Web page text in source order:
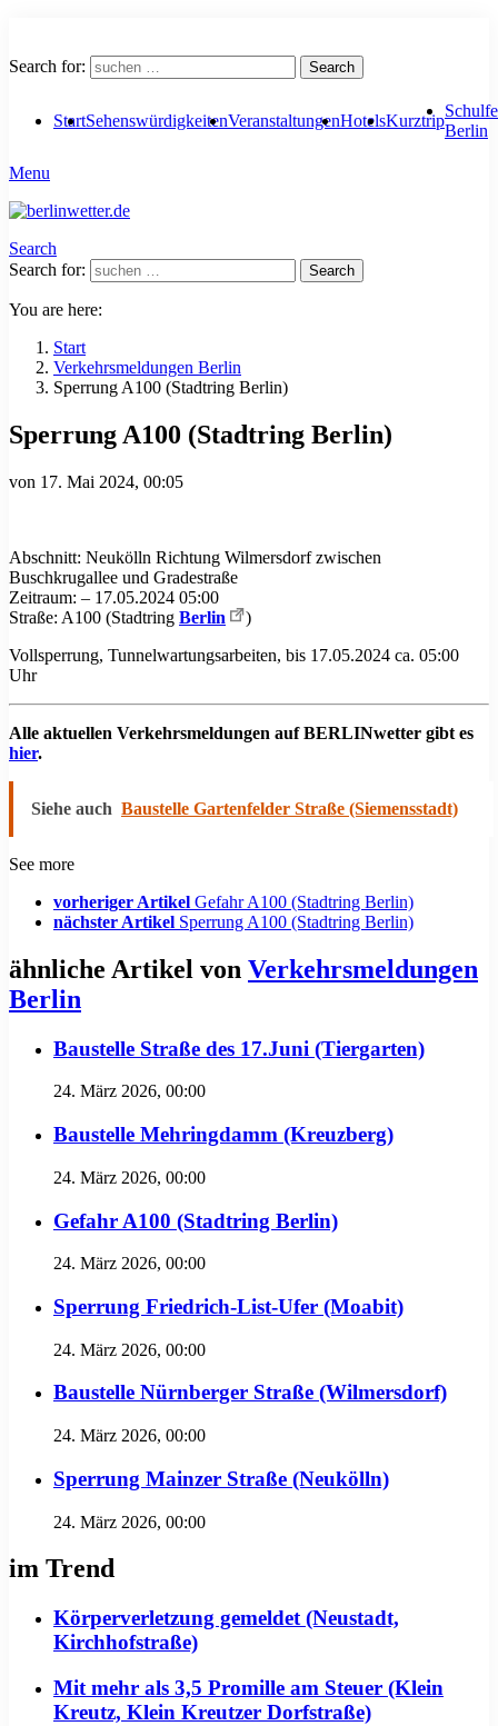
Search for: Search
StartSehenswürdigkeitenVeranstaltungenHotelsKurztrip
Berlin
Menu
Search
Search for:
Search
You are here:
Start
Verkehrsmeldungen Berlin
Sperrung A100 (Stadtring Berlin)
Sperrung A100 (Stadtring Berlin)
von 17. Mai 2024, 00:05
Abschnitt: Neukölln Richtung Wilmersdorf zwischen
Buschkrugallee und Gradestraße
Zeitraum: – 17.05.2024 05:00
Straße: A100 (Stadtring Berlin
)
Vollsperrung, Tunnelwartungsarbeiten, bis 17.05.2024 ca. 05:00
Uhr
Alle aktuellen Verkehrsmeldungen auf BERLINwetter gibt es
hier.
Siehe auch Baustelle Gartenfelder Straße (Siemensstadt)
See more
vorheriger Artikel Gefahr A100 (Stadtring Berlin)
nächster Artikel Sperrung A100 (Stadtring Berlin)
ähnliche Artikel von Verkehrsmeldungen
Berlin
Baustelle Straße des 17.Juni (Tiergarten)
24. März 2026, 00:00
Baustelle Mehringdamm (Kreuzberg)
24. März 2026, 00:00
Gefahr A100 (Stadtring Berlin)
24. März 2026, 00:00
Sperrung Friedrich-List-Ufer (Moabit)
24. März 2026, 00:00
Baustelle Nürnberger Straße (Wilmersdorf)
24. März 2026, 00:00
Sperrung Mainzer Straße (Neukölln)
24. März 2026, 00:00
im Trend
Körperverletzung gemeldet (Neustadt,
Kirchhofstraße)
Mit mehr als 3,5 Promille am Steuer (Klein
Kreutz, Klein Kreutzer Dorfstraße)